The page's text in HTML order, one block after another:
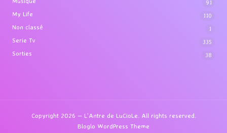
91
My Life 110
Non classé 1
Serie Tv 335
Sorties 38
Copyright 2026 — L'Antre de LuCioLe. All rights reserved.
Bloglo WordPress Theme